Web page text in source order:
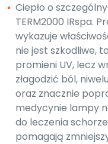
▪ Ciepło o
TERM2000 IRspa.
wykazuje
nie jest szkodliwe,
promieni UV, lecz
złagodzić ból,
oraz znacznie
medycynie lampy
do leczenia
pomagają